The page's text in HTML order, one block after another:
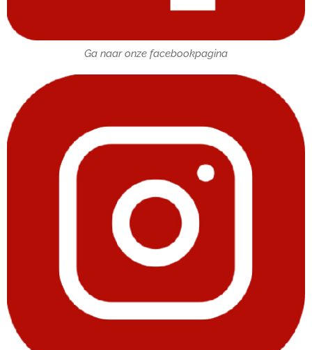
Ga naar onze facebookpagina